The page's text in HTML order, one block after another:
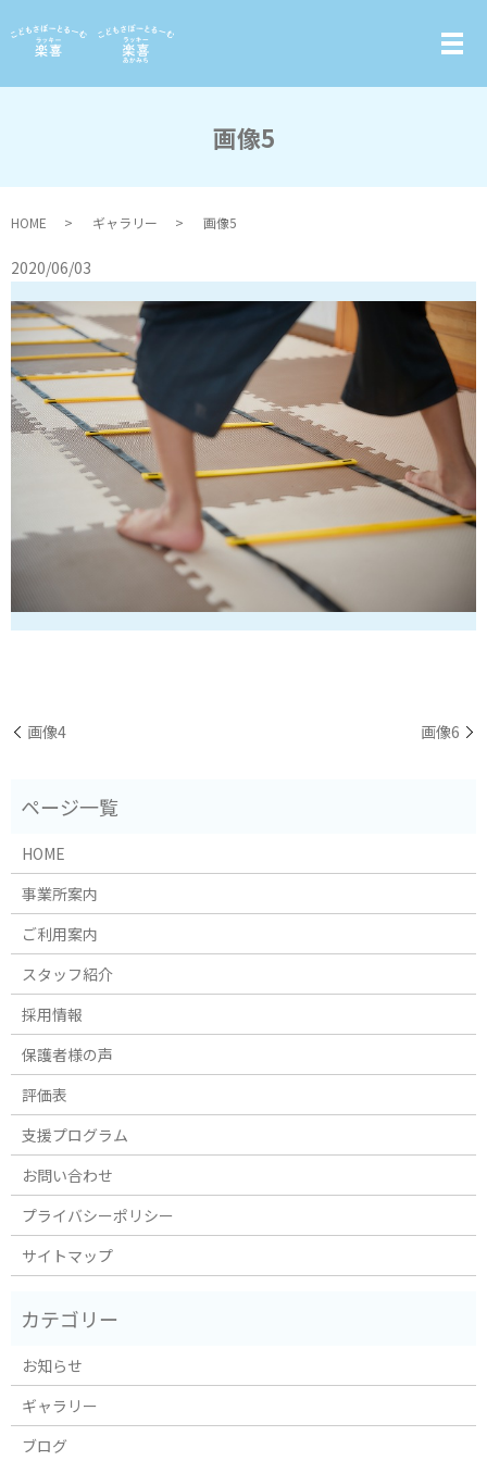
画像5
HOME ギャラリー 画像5
2020/06/03
画像4 画像6
HOME
事業所案内
ご利用案内
スタッフ紹介
採用情報
保護者様の声
評価表
支援プログラム
お問い合わせ
プライバシーポリシー
サイトマップ
お知らせ
ギャラリー
ブログ